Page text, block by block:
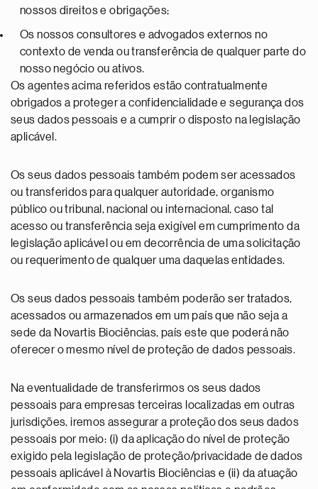
nossos direitos e obrigações;
Os nossos consultores e advogados externos no
contexto de venda ou transferência de qualquer parte do
nosso negócio ou ativos.
Os agentes acima referidos estão contratualmente
obrigados a proteger a confidencialidade e segurança dos
seus dados pessoais e a cumprir o disposto na legislação
aplicável.
Os seus dados pessoais também podem ser acessados
ou transferidos para qualquer autoridade, organismo
público ou tribunal, nacional ou internacional, caso tal
acesso ou transferência seja exigível em cumprimento da
legislação aplicável ou em decorrência de uma solicitação
ou requerimento de qualquer uma daquelas entidades.
Os seus dados pessoais também poderão ser tratados,
acessados ou armazenados em um país que não seja a
sede da Novartis Biociências, país este que poderá não
oferecer o mesmo nível de proteção de dados pessoais.
Na eventualidade de transferirmos os seus dados
pessoais para empresas terceiras localizadas em outras
jurisdições, iremos assegurar a proteção dos seus dados
pessoais por meio: (i) da aplicação do nível de proteção
exigido pela legislação de proteção/privacidade de dados
pessoais aplicável à Novartis Biociências e (ii) da atuação